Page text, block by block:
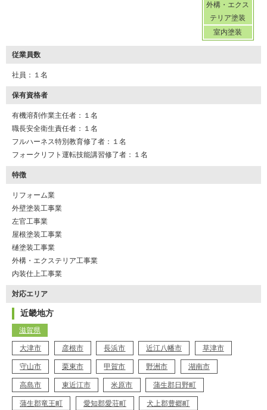
外構・エクス
テリア塗装
室内塗装
従業員数
社員：１名
保有資格者
有機溶剤作業主任者：１名
職長安全衛生責任者：１名
フルハーネス特別教育修了者：１名
フォークリフト運転技能講習修了者：１名
特徴
リフォーム業
外壁塗装工事業
左官工事業
屋根塗装工事業
樋塗装工事業
外構・エクステリア工事業
内装仕上工事業
対応エリア
近畿地方
滋賀県
大津市 彦根市 長浜市 近江八幡市 草津市
守山市 栗東市 甲賀市 野洲市 湖南市
高島市 東近江市 米原市 蒲生郡日野町
蒲生郡竜王町 愛知郡愛荘町 犬上郡豊郷町